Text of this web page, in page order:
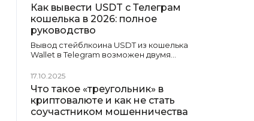
Как вывести USDT с Телеграм
кошелька в 2026: полное
руководство
Вывод стейблкоина USDT из кошелька
Wallet в Telegram возможен двумя…
17.10.2025
Что такое «треугольник» в
криптовалюте и как не стать
соучастником мошенничества